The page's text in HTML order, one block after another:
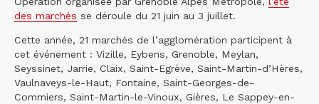
des marchés se déroule du 21 juin au 3 juillet.
Cette année, 21 marchés de l’agglomération participent à
cet événement : Vizille, Eybens, Grenoble, Meylan,
Seyssinet, Jarrie, Claix, Saint-Egrève, Saint-Martin-d’Hères,
Vaulnaveys-le-Haut, Fontaine, Saint-Georges-de-
Commiers, Saint-Martin-le-Vinoux, Gières, Le Sappey-en-